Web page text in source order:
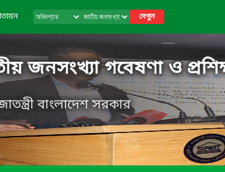
দেখুন
জনসংখ্যা গবেষণা ও
বাংলাদেশ সরকার